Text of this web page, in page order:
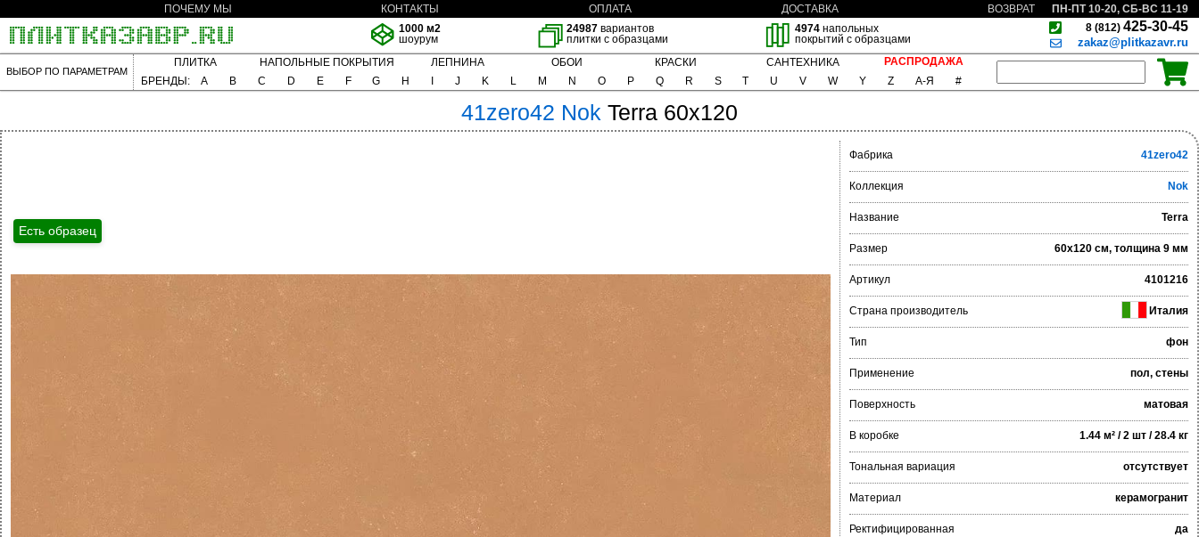
ПОЧЕМУ МЫ КОНТАКТЫ ОПЛАТА ДОСТАВКА ВОЗВРАТ
ПН-ПТ 10-20, СБ-ВС 11-19
1000 м2
шоурум
24987 вариантов
плитки с образцами
4974напольных
покрытий с образцами
8 (812) 425-30-45
zakaz@plitkazavr.ru
ВЫБОР ПО ПАРАМЕТРАМ
ПЛИТКА НАПОЛЬНЫЕ ПОКРЫТИЯ ЛЕПНИНА ОБОИ КРАСКИ САНТЕХНИКА
РАСПРОДАЖА
БРЕНДЫ:
A B C D E F G H J K L M N O P Q R S T U V W Y Z А-Я #
41zero42 Nok Terra 60x120
Есть образец
Фабрика 41zero42
Коллекция Nok
Название Terra
Размер 60x120 см, толщина 9 мм
Артикул 4101216
Страна производитель Италия
Тип фон
Применение пол, стены
Поверхность матовая
В коробке 1.44 м² / 2 шт / 28.4 кг
Тональная вариация отсутствует
Материал керамогранит
Ректифицированная да